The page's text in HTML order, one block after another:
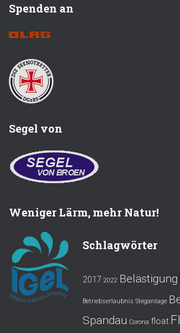
Spenden an
Segel von
Weniger Lärm, mehr Natur!
Schlagwörter
2017 2022 Belästigung
Betriebserlaubnis Steganlage
Spandau Corona float